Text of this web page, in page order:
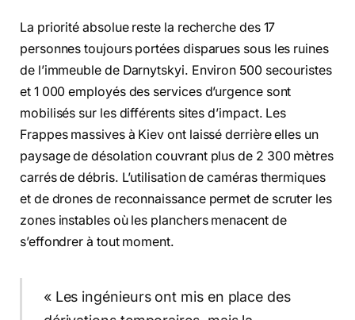
La priorité absolue reste la recherche des 17
personnes toujours portées disparues sous les ruines
de l’immeuble de Darnytskyi. Environ 500 secouristes
et 1 000 employés des services d’urgence sont
mobilisés sur les différents sites d’impact. Les
Frappes massives à Kiev ont laissé derrière elles un
paysage de désolation couvrant plus de 2 300 mètres
carrés de débris. L’utilisation de caméras thermiques
et de drones de reconnaissance permet de scruter les
zones instables où les planchers menacent de
s’effondrer à tout moment.
« Les ingénieurs ont mis en place des